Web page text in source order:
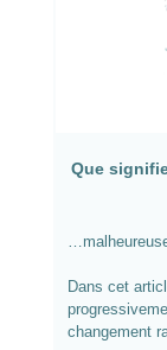
Que
Dans cet
changement